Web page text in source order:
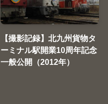
【撮影記録】北九州貨物タ
ーミナル駅開業10周年記念
一般公開（2012年）